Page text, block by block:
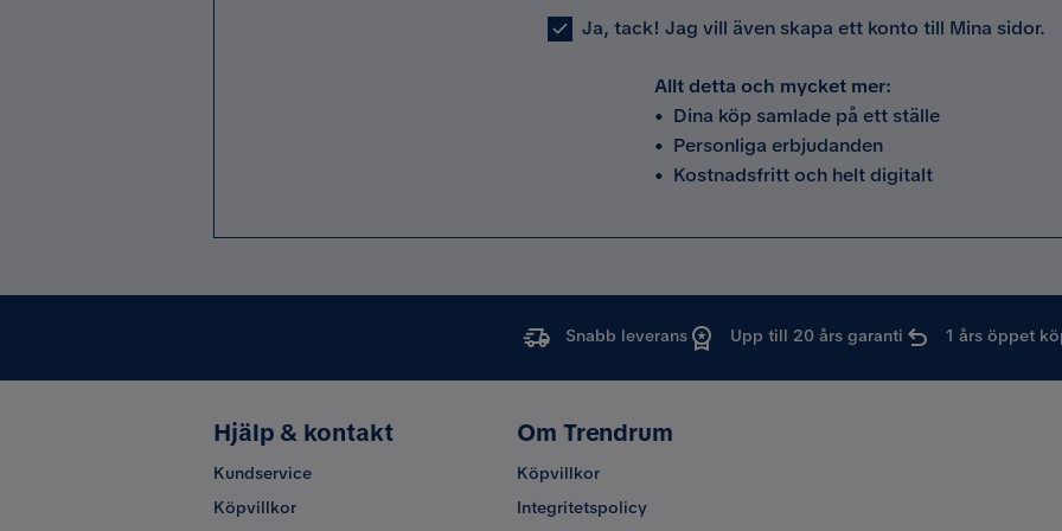
Ja, tack! Jag vill även skapa ett konto till Mina sidor.
Allt detta och mycket mer:
• Dina köp samlade på ett ställe
• Personliga erbjudanden
• Kostnadsfritt och helt digitalt
Snabb leverans Upp till 20 års garanti 1 års öppet
Hjälp & kontakt
Kundservice
Köpvillkor
Om Trendrum
Köpvillkor
Integritetspolicy